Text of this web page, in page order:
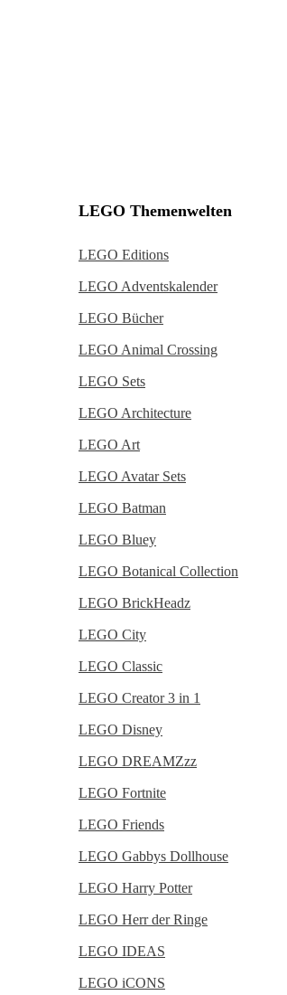
LEGO Themenwelten
LEGO Editions
LEGO Adventskalender
LEGO Bücher
LEGO Animal Crossing
LEGO Sets
LEGO Architecture
LEGO Art
LEGO Avatar Sets
LEGO Batman
LEGO Bluey
LEGO Botanical Collection
LEGO BrickHeadz
LEGO City
LEGO Classic
LEGO Creator 3 in 1
LEGO Disney
LEGO DREAMZzz
LEGO Fortnite
LEGO Friends
LEGO Gabbys Dollhouse
LEGO Harry Potter
LEGO Herr der Ringe
LEGO IDEAS
LEGO iCONS